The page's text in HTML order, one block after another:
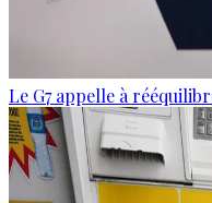
Le G7 appelle à